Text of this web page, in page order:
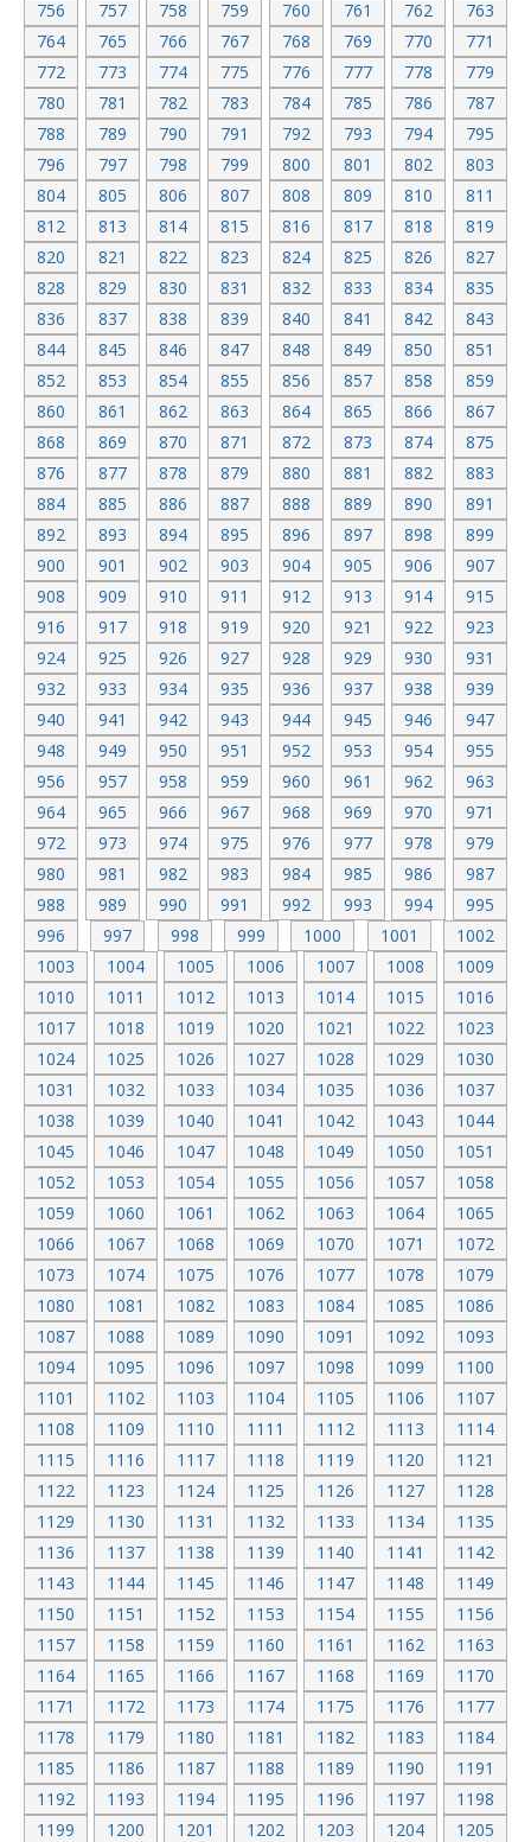
756
757 758 759 760 761 762
763
764
765 766 767 768 769 770
771
772
773 774 775 776 777 778
779
780
781 782 783 784 785 786
787
788
789 790 791 792 793 794
795
796
797 798 799 800 801 802
803
804
805 806 807 808 809 810
811
812
813 814 815 816 817 818
819
820
821 822 823 824 825 826
827
828
829 830 831 832 833 834
835
836
837 838 839 840 841 842
843
844
845 846 847 848 849 850
851
852
853 854 855 856 857 858
859
860
861 862 863 864 865 866
867
868
869 870 871 872 873 874
875
876
877 878 879 880 881 882
883
884
885 886 887 888 889 890
891
892
893 894 895 896 897 898
899
900
901 902 903 904 905 906
907
908
909 910 911 912 913 914
915
916
917 918 919 920 921 922
923
924
925 926 927 928 929 930
931
932
933 934 935 936 937 938
939
940
941 942 943 944 945 946
947
948
949 950 951 952 953 954
955
956
957 958 959 960 961 962
963
964
965 966 967 968 969 970
971
972
973 974 975 976 977 978
979
980
981 982 983 984 985 986
987
988
989 990 991 992 993 994
995
996
997 998 999 1000 1001
1002
1003
1004 1005 1006 1007 1008
1009
1010
1011 1012 1013 1014 1015
1016
1017
1018 1019 1020 1021 1022
1023
1024
1025 1026 1027 1028 1029
1030
1031
1032 1033 1034 1035 1036
1037
1038
1039 1040 1041 1042 1043
1044
1045
1046 1047 1048 1049 1050
1051
1052
1053 1054 1055 1056 1057
1058
1059
1060 1061 1062 1063 1064
1065
1066
1067 1068 1069 1070 1071
1072
1073
1074 1075 1076 1077 1078
1079
1080
1081 1082 1083 1084 1085
1086
1087
1088 1089 1090 1091 1092
1093
1094
1095 1096 1097 1098 1099
1100
1101
1102 1103 1104 1105 1106
1107
1108
1109 1110 1111 1112 1113
1114
1115
1116 1117 1118 1119 1120
1121
1122
1123 1124 1125 1126 1127
1128
1129
1130 1131 1132 1133 1134
1135
1136
1137 1138 1139 1140 1141
1142
1143
1144 1145 1146 1147 1148
1149
1150
1151 1152 1153 1154 1155
1156
1157
1158 1159 1160 1161 1162
1163
1164
1165 1166 1167 1168 1169
1170
1171
1172 1173 1174 1175 1176
1177
1178
1179 1180 1181 1182 1183
1184
1185
1186 1187 1188 1189 1190
1191
1192
1193 1194 1195 1196 1197
1198
1199
1200 1201 1202 1203 1204
1205